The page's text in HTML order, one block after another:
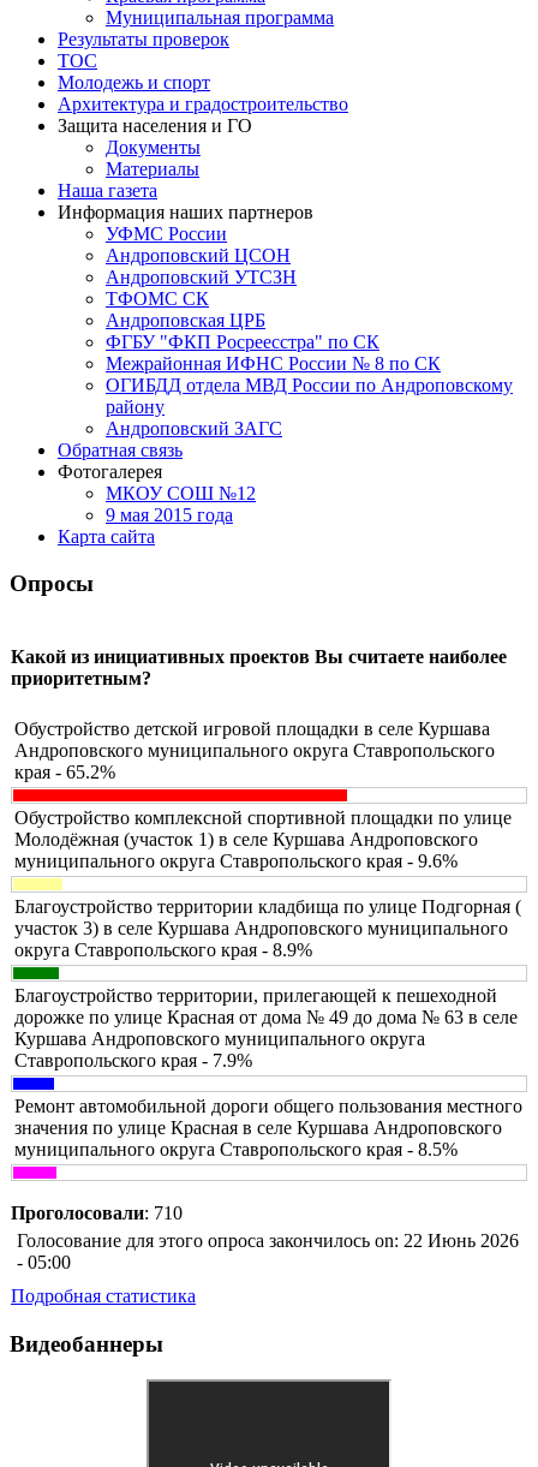
Муниципальная программа
Результаты проверок
ТОС
Молодежь и спорт
Архитектура и градостроительство
Защита населения и ГО
Документы
Материалы
Наша газета
Информация наших партнеров
УФМС России
Андроповский ЦСОН
Андроповский УТСЗН
ТФОМС СК
Андроповская ЦРБ
ФГБУ "ФКП Росреесстра" по СК
Межрайонная ИФНС России № 8 по СК
ОГИБДД отдела МВД России по Андроповскому
району
Андроповский ЗАГС
Обратная связь
Фотогалерея
МКОУ СОШ №12
9 мая 2015 года
Карта сайта
Опросы
Какой из инициативных проектов Вы считаете наиболее
приоритетным?
Обустройство детской игровой площадки в селе Куршава
Андроповского муниципального округа Ставропольского
края - 65.2%
Обустройство комплексной спортивной площадки по улице
Молодёжная (участок 1) в селе Куршава Андроповского
муниципального округа Ставропольского края - 9.6%
Благоустройство территории кладбища по улице Подгорная (
участок 3) в селе Куршава Андроповского муниципального
округа Ставропольского края - 8.9%
Благоустройство территории, прилегающей к пешеходной
дорожке по улице Красная от дома № 49 до дома № 63 в селе
Куршава Андроповского муниципального округа
Ставропольского края - 7.9%
Ремонт автомобильной дороги общего пользования местного
значения по улице Красная в селе Куршава Андроповского
муниципального округа Ставропольского края - 8.5%
Проголосовали: 710
Голосование для этого опроса закончилось on: 22 Июнь 2026
- 05:00
Подробная статистика
Видеобаннеры